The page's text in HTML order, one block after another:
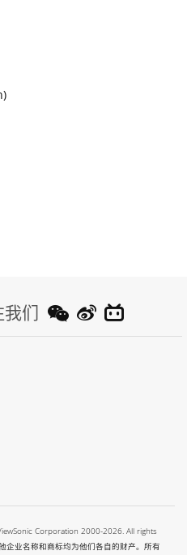
我们
Corporation 2000-2026. All rights
企业名称和商标均为他们各自的财产。所有